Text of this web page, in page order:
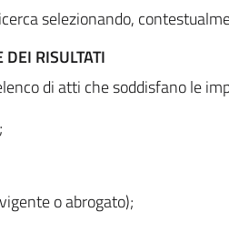
selezionando,
RISULTATI
di atti che soddisfano le
o abrogato);